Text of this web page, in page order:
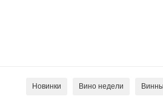
Новинки Вино недели